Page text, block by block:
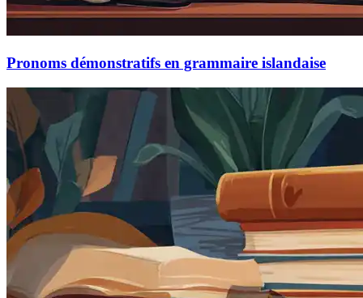
Pronoms démonstratifs en grammaire islandaise